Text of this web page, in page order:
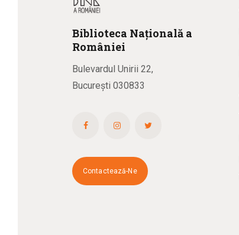
Biblioteca Națională a
României
Bulevardul Unirii 22,
București 030833
Contactează-Ne